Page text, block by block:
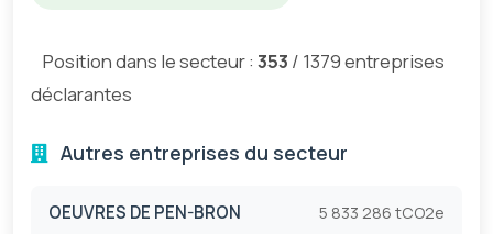
Position dans le secteur : 353 / 1379 entreprises
déclarantes
Autres entreprises du secteur
OEUVRES DE PEN-BRON 5 833 286 tCO2e